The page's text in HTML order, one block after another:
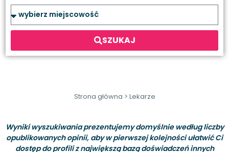
SZUKAJ
Strona główna > Lekarze
Wyniki wyszukiwania prezentujemy domyślnie według liczby
opublikowanych opinii, aby w pierwszej kolejności ułatwić Ci
dostęp do profili z największą bazą doświadczeń innych